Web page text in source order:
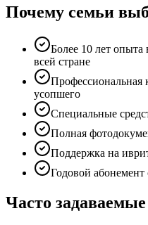
Почему семьи
Более 10 лет опыта
всей стране
Профессиональная
усопшего
Специальные
Полная
Поддержка на
Годовой абонемент
Часто